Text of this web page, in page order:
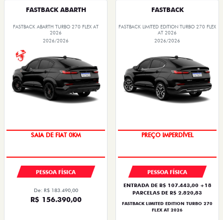
FASTBACK ABARTH
FASTBACK ABARTH TURBO 270 FLEX AT
2026
2026/2026
PREÇO IMPERDÍVEL
PESSOA FÍSICA
De: R$ 183.490,00
R$ 156.390,00
FASTBACK
FASTBACK LIMITED EDITION TURBO 270 FLEX
AT 2026
2026/2026
COM USADO NA TROCA
PESSOA FÍSICA
ENTRADA DE R$ 107.443,00 +18
PARCELAS DE R$ 2.820,83
FASTBACK LIMITED EDITION TURBO 270
FLEX AT 2026